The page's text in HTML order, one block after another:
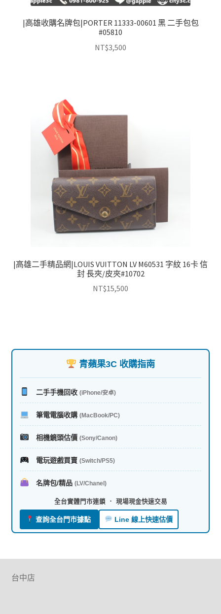
|高雄收購名牌包|PORTER 11333-00601 黑 二手包包
#05810
NT$3,500
|高雄二手精品網|LOUIS VUITTON LV M60531 字紋 16卡 信
封 長夾/皮夾#10702
NT$15,500
青蘋果3C 收購指南
二手手機回收 (iPhone/安卓)
筆電電腦收購 (MacBook/PC)
相機鏡頭估價 (Sony/Canon)
電玩遊戲買賣 (Switch/PS5)
名牌包/精品 (LV/Chanel)
全台實體門市連鎖 ． 現場現金快速交易
查詢全台門市據點 Line 線上快速估價
台中店